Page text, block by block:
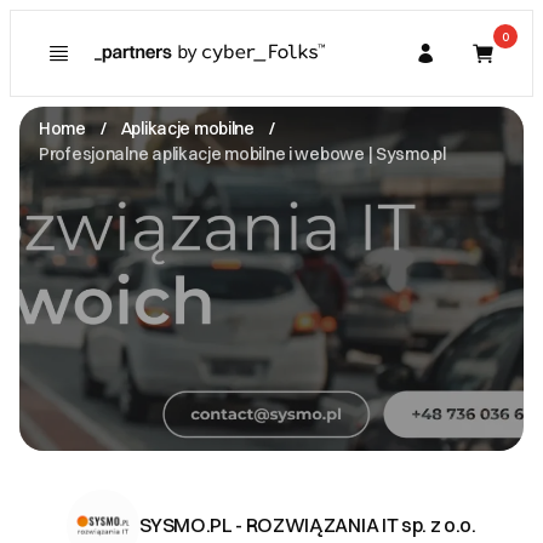
Kupujący
Partner
0
Home
Aplikacje mobilne
Profesjonalne aplikacje mobilne i webowe | Sysmo.pl
SYSMO.PL - ROZWIĄZANIA IT sp. z o.o.
Poznaj
Prawa konsumenta
O Partnerze
I. Dane Sprzedającego
SYSMO.PL - ROZWIĄZANIA IT sp. z o.o.
Kuźnicza 6/22 -
60-241 Poznań
NIP: 7822889486
contact@sysmo.pl
Zobacz email
II. Anulacje zamówień i zwroty